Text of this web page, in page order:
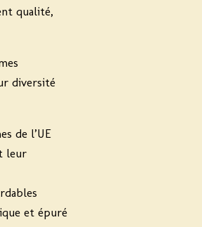
qualité,
diversité
de l’UE
leur
et épuré